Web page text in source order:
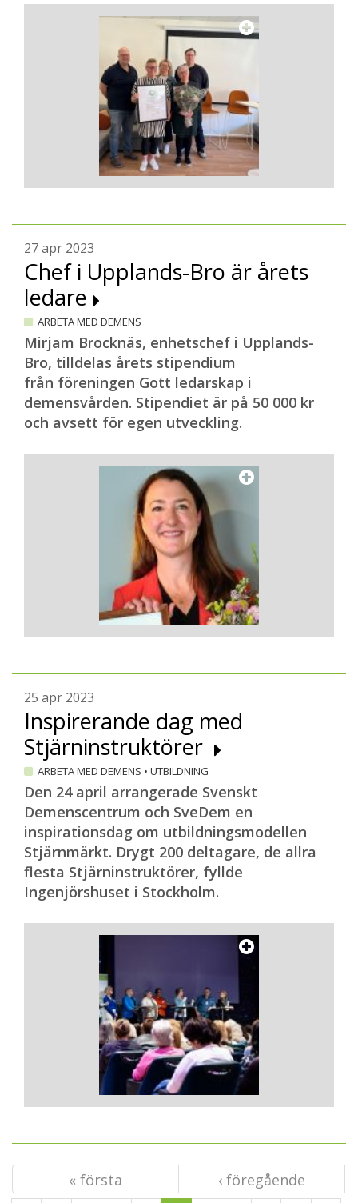
27 apr 2023
Chef i Upplands-Bro är årets
ledare
ARBETA MED DEMENS
Mirjam Brocknäs, enhetschef i Upplands-
Bro, tilldelas årets stipendium
från föreningen Gott ledarskap i
demensvården. Stipendiet är på 50 000 kr
och avsett för egen utveckling.
25 apr 2023
Inspirerande dag med
Stjärninstruktörer
ARBETA MED DEMENS • UTBILDNING
Den 24 april arrangerade Svenskt
Demenscentrum och SveDem en
inspirationsdag om utbildningsmodellen
Stjärnmärkt. Drygt 200 deltagare, de allra
flesta Stjärninstruktörer, fyllde
Ingenjörshuset i Stockholm.
« första
‹ föregående